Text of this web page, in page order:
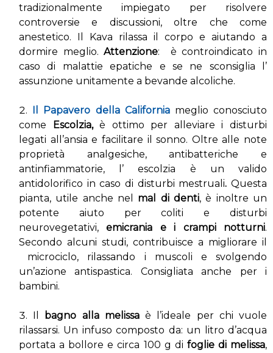
tradizionalmente impiegato per risolvere
controversie e discussioni, oltre che come
anestetico. Il Kava rilassa il corpo e aiutando a
dormire meglio.Attenzione: è controindicato in
caso di malattie epatiche e se ne sconsiglia l’
assunzione unitamente a bevande alcoliche.
Il Papavero della Californiameglio conosciuto
come
Escolzia,è ottimo per alleviare i disturbi
legati all’ansia e facilitare il sonno. Oltre alle note
proprietà analgesiche, antibatteriche e
antinfiammatorie, l’ escolzia è un valido
antidolorifico in caso di disturbi mestruali.Questa
pianta, utile anche nel mal di denti, è inoltre un
potente aiuto per coliti e disturbi
neurovegetativi,emicrania e i crampi notturni.
Secondo alcuni studi, contribuisce a migliorare il
microciclo, rilassando i muscoli e svolgendo
un’azione antispastica. Consigliata anche per i
bambini.
Il bagno alla melissaè l’ideale per chi vuole
rilassarsi. Un infuso composto da: un litro d’acqua
portata a bollore e circa 100 g di foglie di melissa,